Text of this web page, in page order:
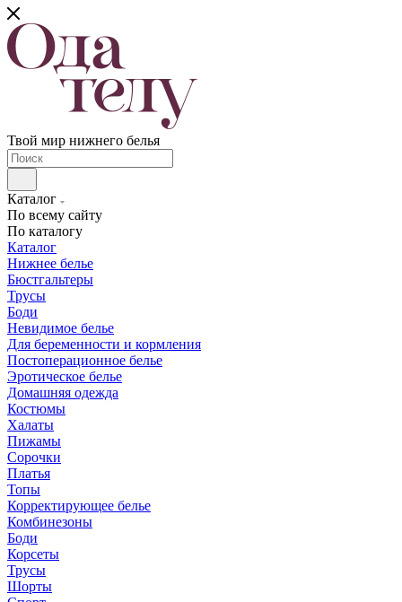
Твой мир нижнего белья
Каталог
По всему сайту
По каталогу
Каталог
Нижнее белье
Бюстгальтеры
Трусы
Боди
Невидимое белье
Для беременности и кормления
Постоперационное белье
Эротическое белье
Домашняя одежда
Костюмы
Халаты
Пижамы
Сорочки
Платья
Топы
Корректирующее белье
Комбинезоны
Боди
Корсеты
Трусы
Шорты